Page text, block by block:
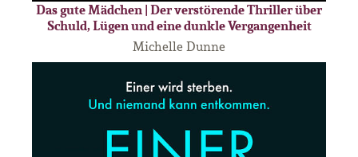
Das gute Mädchen | Der verstörende Thriller über
Schuld, Lügen und eine dunkle Vergangenheit
Michelle Dunne